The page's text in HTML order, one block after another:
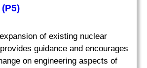
of existing nuclear
guidance and encourages
on engineering aspects of